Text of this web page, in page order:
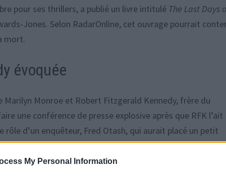
My Personal Information
pour ses thrillers, a publié un livre intitulé The Last Days
Jones. Selon RadarOnline, cet ouvrage pourrait
mort.
évoquée
Monroe et Robert Fitzgerald Kennedy, frère du
une conférence de presse explosive après que RFK l’ait
d’un enquêteur, Fred Otash, qui aurait placé un petit